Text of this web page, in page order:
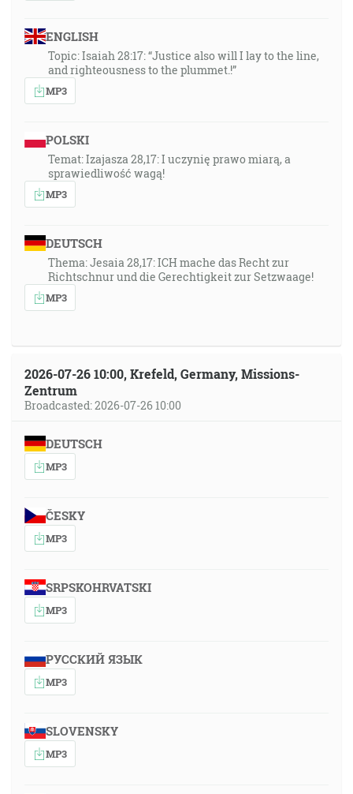
ENGLISH
Topic: Isaiah 28:17: “Justice also will I lay to the line,
and righteousness to the plummet.!”
MP3
POLSKI
Temat: Izajasza 28,17: I uczynię prawo miarą, a
sprawiedliwość wagą!
MP3
DEUTSCH
Thema: Jesaia 28,17: ICH mache das Recht zur
Richtschnur und die Gerechtigkeit zur Setzwaage!
MP3
2026-07-26 10:00, Krefeld, Germany, Missions-
Zentrum
Broadcasted: 2026-07-26 10:00
DEUTSCH
MP3
ČESKY
MP3
SRPSKOHRVATSKI
MP3
РУССКИЙ ЯЗЫК
MP3
SLOVENSKY
MP3